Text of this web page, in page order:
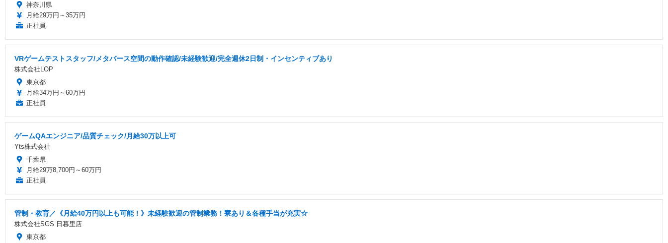
神奈川県
月給29万円～35万円
正社員
VRゲームテストスタッフ/メタバース空間の動作確認/未経験歓迎/完全週休2日制・インセンティブあり
株式会社LOP
東京都
月給34万円～60万円
正社員
ゲームQAエンジニア/品質チェック/月給30万以上可
Yts株式会社
千葉県
月給29万8,700円～60万円
正社員
管制・教育／《月給40万円以上も可能！》未経験歓迎の管制業務！寮あり＆各種手当が充実☆
株式会社SGS 日暮里店
東京都